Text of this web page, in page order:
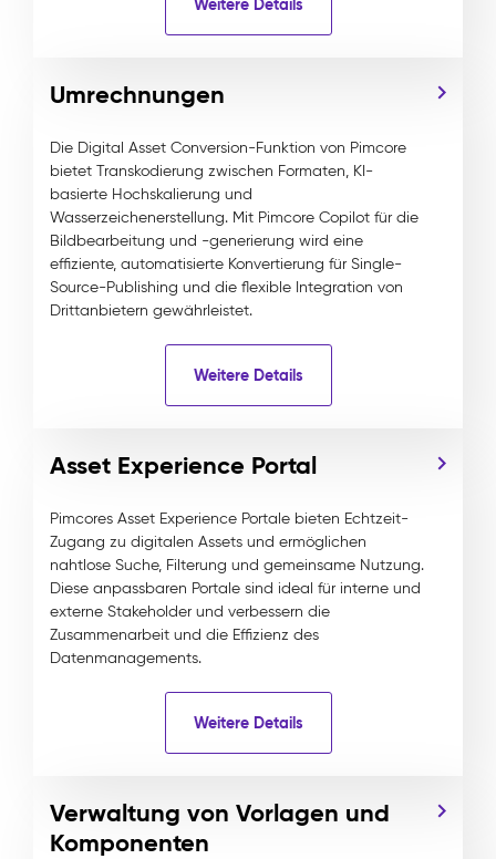
Umrechnungen
Die Digital Asset Conversion-Funktion von Pimcore
bietet Transkodierung zwischen Formaten, KI-
basierte Hochskalierung und
Wasserzeichenerstellung. Mit Pimcore Copilot für die
Bildbearbeitung und -generierung wird eine
effiziente, automatisierte Konvertierung für Single-
Source-Publishing und die flexible Integration von
Drittanbietern gewährleistet.
Weitere Details
Asset Experience Portal
Pimcores Asset Experience Portale bieten Echtzeit-
Zugang zu digitalen Assets und ermöglichen
nahtlose Suche, Filterung und gemeinsame Nutzung.
Diese anpassbaren Portale sind ideal für interne und
externe Stakeholder und verbessern die
Zusammenarbeit und die Effizienz des
Datenmanagements.
Weitere Details
Verwaltung von Vorlagen und
Komponenten